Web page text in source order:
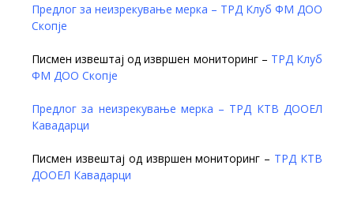
Предлог за неизрекување мерка – ТРД Клуб ФМ ДОО
Скопје
Писмен извештај од извршен мониторинг – ТРД Клуб
ФМ ДОО Скопје
Предлог за неизрекување мерка – ТРД КТВ ДООЕЛ
Кавадарци
Писмен извештај од извршен мониторинг – ТРД КТВ
ДООЕЛ Кавадарци